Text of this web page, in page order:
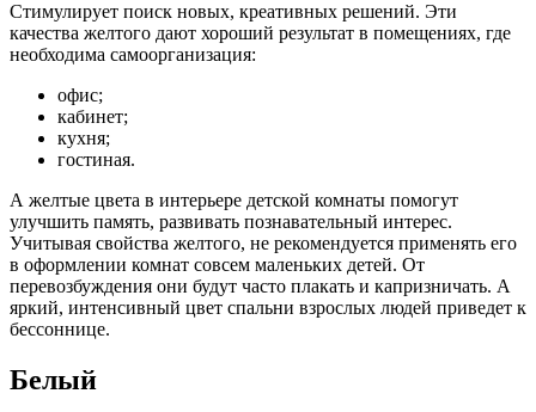
Стимулирует поиск новых, креативных решений. Эти
качества желтого дают хороший результат в помещениях, где
необходима самоорганизация:
офис;
кабинет;
кухня;
гостиная.
А желтые цвета в интерьере детской комнаты помогут
улучшить память, развивать познавательный интерес.
Учитывая свойства желтого, не рекомендуется применять его
в оформлении комнат совсем маленьких детей. От
перевозбуждения они будут часто плакать и капризничать. А
яркий, интенсивный цвет спальни взрослых людей приведет к
бессоннице.
Белый